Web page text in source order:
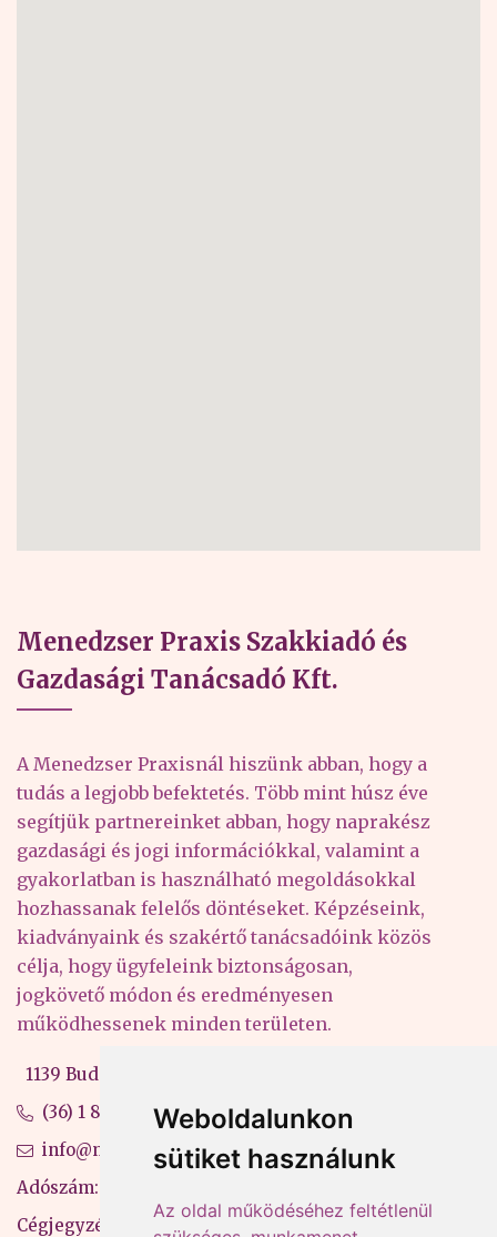
Weboldalunkon
sütiket használunk
Az oldal működéséhez feltétlenül
Menedzser Praxis Szakkiadó és
Gazdasági Tanácsadó Kft.
A Menedzser Praxisnál hiszünk abban, hogy a
tudás a legjobb befektetés. Több mint húsz éve
segítjük partnereinket abban, hogy naprakész
gazdasági és jogi információkkal, valamint a
gyakorlatban is használható megoldásokkal
hozhassanak felelős döntéseket. Képzéseink,
kiadványaink és szakértő tanácsadóink közös
célja, hogy ügyfeleink biztonságosan,
jogkövető módon és eredményesen
működhessenek minden területen.
1139 Budapest, Váci út 99-105. 4. em.
(36) 1 880 76 00
info@mprx.hu
Adószám: 13598145-2-41
Cégjegyzékszám: 01-09-883770